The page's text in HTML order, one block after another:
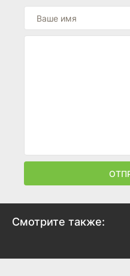
Смотрите также: